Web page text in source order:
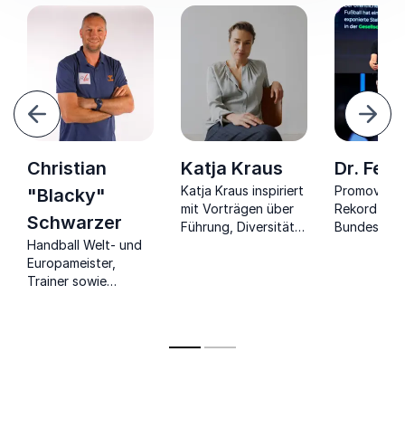
Christian
"Blacky"
Schwarzer
Handball Welt- und
Europameister,
Trainer sowie
Katja Kraus
Katja Kraus inspiriert
mit Vorträgen über
Führung, Diversität,
Dr.
Rekord-